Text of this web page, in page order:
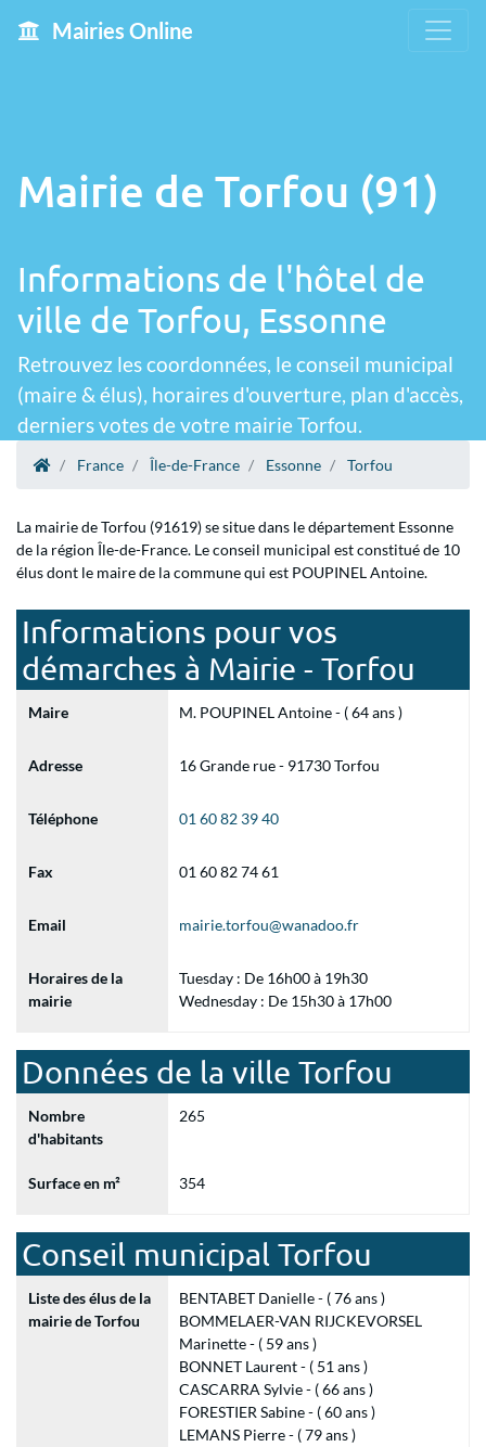
Mairies Online
Mairie de Torfou (91)
Informations de l'hôtel de
ville de Torfou, Essonne
Retrouvez les coordonnées, le conseil municipal
(maire & élus), horaires d'ouverture, plan d'accès,
derniers votes de votre mairie Torfou.
France Île-de-France Essonne Torfou
La mairie de Torfou (91619) se situe dans le département Essonne
de la région Île-de-France. Le conseil municipal est constitué de 10
élus dont le maire de la commune qui est POUPINEL Antoine.
Informations pour vos
démarches à Mairie - Torfou
Maire M. POUPINEL Antoine - ( 64 ans )
Adresse 16 Grande rue - 91730 Torfou
Téléphone 01 60 82 39 40
Fax 01 60 82 74 61
Email mairie.torfou@wanadoo.fr
Horaires de la
mairie
Tuesday : De 16h00 à 19h30
Wednesday : De 15h30 à 17h00
Données de la ville Torfou
Nombre
d'habitants
265
Surface en m² 354
Conseil municipal Torfou
Liste des élus de la
mairie de Torfou
BENTABET Danielle - ( 76 ans )
BOMMELAER-VAN RIJCKEVORSEL
Marinette - ( 59 ans )
BONNET Laurent - ( 51 ans )
CASCARRA Sylvie - ( 66 ans )
FORESTIER Sabine - ( 60 ans )
LEMANS Pierre - ( 79 ans )